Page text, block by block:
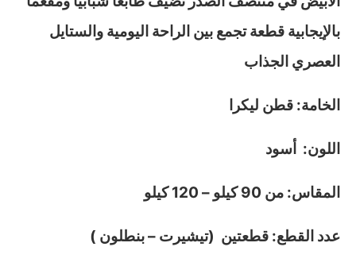
بالإيجابية قطعة تجمع بين الراحة اليومية والستايل
العصري الجذاب
الخامة: قطن ليكرا
اللون: أسود
المقاس: من 90 كيلو – 120 كيلو
عدد القطع: قطعتين (تيشيرت – بنطلون )